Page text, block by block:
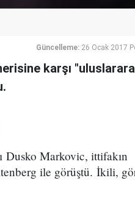
Güncelleme: 26 Ocak 2017
karşı
Dusko Markovic, ittifakın
ile görüştü. İkili,